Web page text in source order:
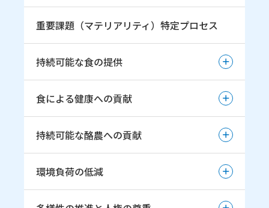
重要課題（マテリアリティ）特定プロセス
持続可能な食の提供
魅力ある乳・ 乳製品の提供
乳で培われた 知見や機能を活かした新たな選択肢の
安全で安心していただける商品の提供（品質保証方
食による健康への貢献
健康寿命延伸に向けた取組み
持続可能な酪農への貢献
酪農生産基盤強化への取組み推進
環境負荷の低減